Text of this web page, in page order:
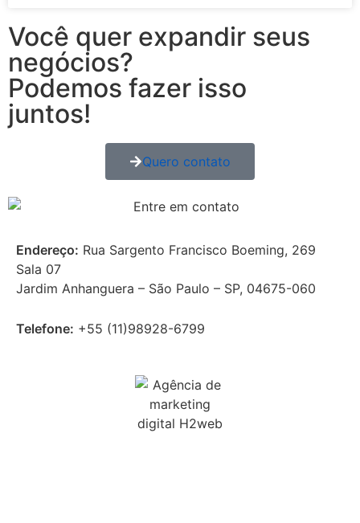
Você quer expandir seus
negócios?
Podemos fazer isso
juntos!
Quero contato
Endereço: Rua Sargento Francisco Boeming, 269
Sala 07
Jardim Anhanguera – São Paulo – SP, 04675-060
Telefone: +55 (11)98928-6799